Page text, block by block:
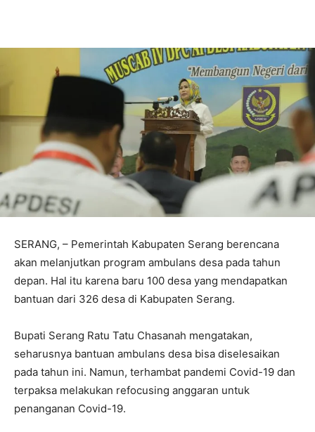
SERANG, – Pemerintah Kabupaten Serang berencana
akan melanjutkan program ambulans desa pada tahun
depan. Hal itu karena baru 100 desa yang mendapatkan
bantuan dari 326 desa di Kabupaten Serang.
Bupati Serang Ratu Tatu Chasanah mengatakan,
seharusnya bantuan ambulans desa bisa diselesaikan
pada tahun ini. Namun, terhambat pandemi Covid-19 dan
terpaksa melakukan refocusing anggaran untuk
penanganan Covid-19.